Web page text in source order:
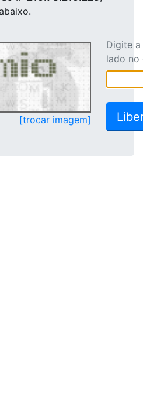
[trocar imagem]
Digite
lado no